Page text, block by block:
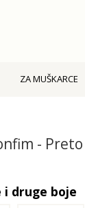
ZA MUŠKARCE
- Preto
i druge boje